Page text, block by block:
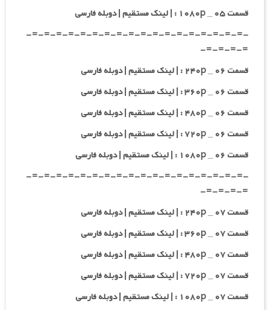
قسمت ۰۵ _ ۱۰۸۰p : | لینک مستقیم | دوبله فارسی
-=-=-=-=-=-=-=-=-=-=-=-=-=-=-=-=-=-=-
=-=-=-=-
قسمت ۰۶ _ ۲۴۰p : | لینک مستقیم | دوبله فارسی
قسمت ۰۶ _ ۳۶۰p : | لینک مستقیم | دوبله فارسی
قسمت ۰۶ _ ۴۸۰p : | لینک مستقیم | دوبله فارسی
قسمت ۰۶ _ ۷۲۰p : | لینک مستقیم | دوبله فارسی
قسمت ۰۶ _ ۱۰۸۰p : | لینک مستقیم | دوبله فارسی
-=-=-=-=-=-=-=-=-=-=-=-=-=-=-=-=-=-=-
=-=-=-=-
قسمت ۰۷ _ ۲۴۰p : | لینک مستقیم | دوبله فارسی
قسمت ۰۷ _ ۳۶۰p : | لینک مستقیم | دوبله فارسی
قسمت ۰۷ _ ۴۸۰p : | لینک مستقیم | دوبله فارسی
قسمت ۰۷ _ ۷۲۰p : | لینک مستقیم | دوبله فارسی
قسمت ۰۷ _ ۱۰۸۰p : | لینک مستقیم | دوبله فارسی